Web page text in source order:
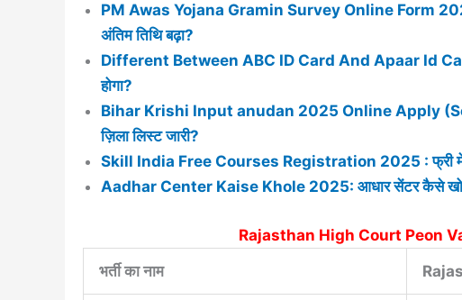
PM Awas Yojana Gramin Survey Online Form 2025 –
अंतिम तिथि बढ़ा?
Different Between ABC ID Card And Apaar Id Card
होगा?
Bihar Krishi Input anudan 2025 Online Apply
ज़िला लिस्ट जारी?
Skill India Free Courses Registration 2025 : फ्री में करें
Aadhar Center Kaise Khole 2025: आधार सेंटर कैसे खोलें
Rajasthan High Court Peon
भर्ती का नाम